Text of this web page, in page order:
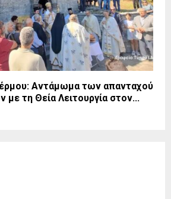
Αντάμωμα των απανταχού
με τη Θεία Λειτουργία στον...